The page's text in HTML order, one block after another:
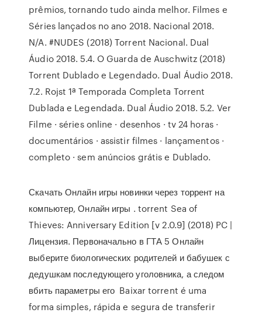
prêmios, tornando tudo ainda melhor. Filmes e
Séries lançados no ano 2018. Nacional 2018.
N/A. #NUDES (2018) Torrent Nacional. Dual
Áudio 2018. 5.4. O Guarda de Auschwitz (2018)
Torrent Dublado e Legendado. Dual Áudio 2018.
7.2. Rojst 1ª Temporada Completa Torrent
Dublada e Legendada. Dual Áudio 2018. 5.2. Ver
Filme · séries online · desenhos · tv 24 horas ·
documentários · assistir filmes · lançamentos ·
completo · sem anúncios grátis e Dublado.
Скачать Онлайн игры новинки через торрент на
компьютер, Онлайн игры . torrent Sea of
Thieves: Anniversary Edition [v 2.0.9] (2018) PC |
Лицензия. Первоначально в ГТА 5 Онлайн
выберите биологических родителей и бабушек с
дедушкам последующего уголовника, а следом
вбить параметры его Baixar torrent é uma
forma simples, rápida e segura de transferir